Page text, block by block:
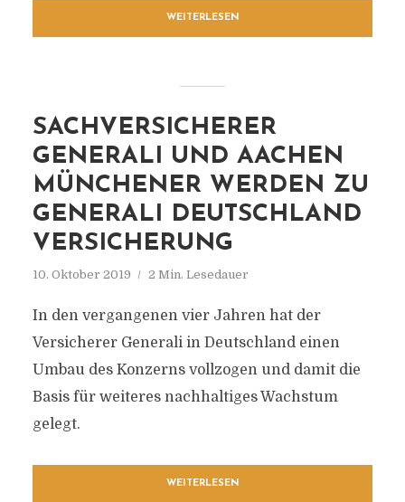
WEITERLESEN
SACHVERSICHERER
GENERALI UND AACHEN
MÜNCHENER WERDEN ZU
GENERALI DEUTSCHLAND
VERSICHERUNG
10. Oktober 2019 2 Min. Lesedauer
In den vergangenen vier Jahren hat der
Versicherer Generali in Deutschland einen
Umbau des Konzerns vollzogen und damit die
Basis für weiteres nachhaltiges Wachstum
gelegt.
WEITERLESEN